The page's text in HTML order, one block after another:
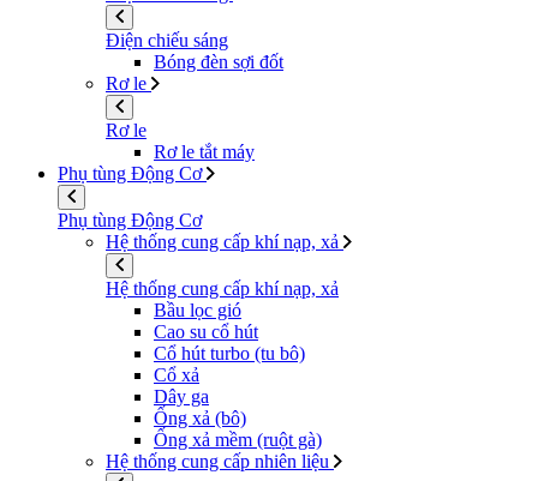
Điện chiếu sáng
Bóng đèn sợi đốt
Rơ le
Rơ le
Rơ le tắt máy
Phụ tùng Động Cơ
Phụ tùng Động Cơ
Hệ thống cung cấp khí nạp, xả
Hệ thống cung cấp khí nạp, xả
Bầu lọc gió
Cao su cổ hút
Cổ hút turbo (tu bô)
Cổ xả
Dây ga
Ống xả (bô)
Ống xả mềm (ruột gà)
Hệ thống cung cấp nhiên liệu